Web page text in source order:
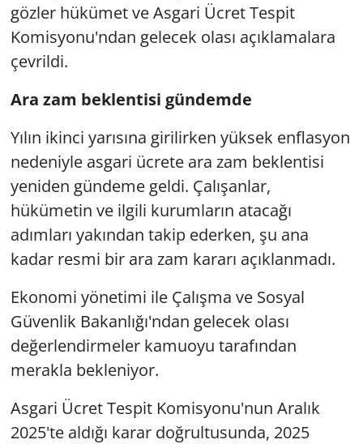
gözler hükümet ve Asgari Ücret Tespit
Komisyonu'ndan gelecek olası açıklamalara
çevrildi.
Ara zam beklentisi gündemde
Yılın ikinci yarısına girilirken yüksek enflasyon
nedeniyle asgari ücrete ara zam beklentisi
yeniden gündeme geldi. Çalışanlar,
hükümetin ve ilgili kurumların atacağı
adımları yakından takip ederken, şu ana
kadar resmi bir ara zam kararı açıklanmadı.
Ekonomi yönetimi ile Çalışma ve Sosyal
Güvenlik Bakanlığı'ndan gelecek olası
değerlendirmeler kamuoyu tarafından
merakla bekleniyor.
Asgari Ücret Tespit Komisyonu'nun Aralık
2025'te aldığı karar doğrultusunda, 2025